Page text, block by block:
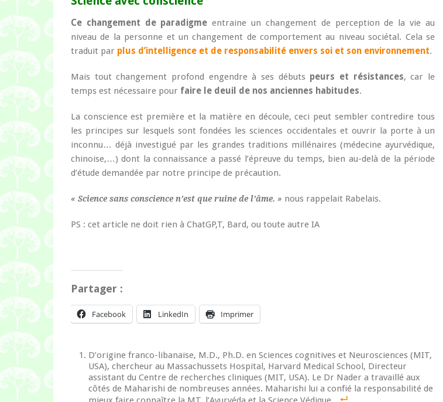
Ce changement de paradigme entraine un changement de perception de la vie au
niveau de la personne et un changement de comportement au niveau sociétal. Cela se
traduit par plus d’intelligence et de responsabilité envers soi et son environnement.
Mais tout changement profond engendre à ses débuts peurs et résistances, car le
temps est nécessaire pour faire le deuil de nos anciennes habitudes.
La conscience est première et la matière en découle, ceci peut sembler contredire tous
les principes sur lesquels sont fondées les sciences occidentales et ouvrir la porte à un
inconnu… déjà investigué par les grandes traditions millénaires (médecine ayurvédique,
chinoise,…) dont la connaissance a passé l’épreuve du temps, bien au-delà de la période
d’étude demandée par notre principe de précaution.
« Science sans conscience n’est que ruine de l’âme. » nous rappelait Rabelais.
PS : cet article ne doit rien à ChatGP,T, Bard, ou toute autre IA
Partager :
Facebook LinkedIn Imprimer
D’origine franco-libanaise, M.D., Ph.D. en Sciences cognitives et Neurosciences (MIT,
USA), chercheur au Massachussets Hospital, Harvard Medical School, Directeur
assistant du Centre de recherches cliniques (MIT, USA). Le Dr Nader a travaillé aux
côtés de Maharishi de nombreuses années. Maharishi lui a confié la responsabilité de